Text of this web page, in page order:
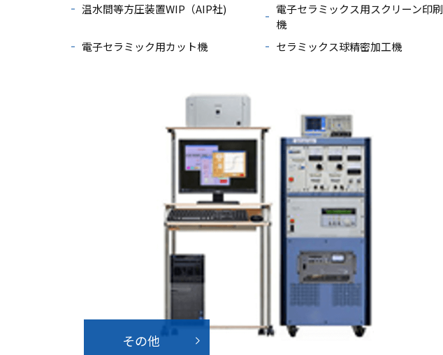
温水間等方圧装置WIP（AIP社)
電子セラミックス用スクリーン印刷
機
電子セラミック用カット機
セラミックス球精密加工機
その他